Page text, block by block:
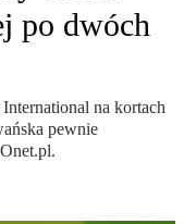
po dwóch
na kortach
pewnie